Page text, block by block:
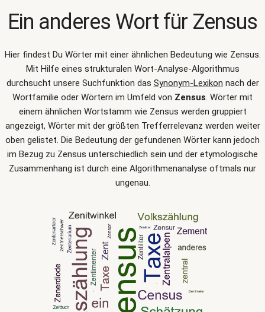
Ein anderes Wort für Zensus
Hier findest Du Wörter mit einer ähnlichen Bedeutung wie Zensus.
Mit Hilfe eines strukturalen Wort-Analyse-Algorithmus
durchsucht unsere Suchfunktion das Synonym-Lexikon nach der
Wortfamilie oder Wörtern im Umfeld von Zensus. Wörter mit
einem ähnlichen Wortstamm wie Zensus werden gruppiert
angezeigt, Wörter mit der größten Trefferrelevanz werden weiter
oben gelistet. Die Bedeutung der gefundenen Wörter kann jedoch
im Bezug zu Zensus unterschiedlich sein und der etymologische
Zusammenhang ist durch eine Algorithmenanalyse oftmals nur
ungenau.